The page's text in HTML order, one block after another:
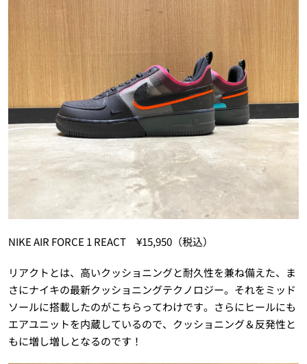
NIKE AIR FORCE 1 REACT ¥15,950（税込）
リアクトとは、高いクッショニングと耐久性を兼ね備えた、ま
さにナイキの最新クッショニングテクノロジー。それをミッド
ソールに搭載したのがこちらってわけです。さらにヒールにも
エアユニットを内蔵しているので、クッショニング＆反発性と
もに増し増しとなるのです！